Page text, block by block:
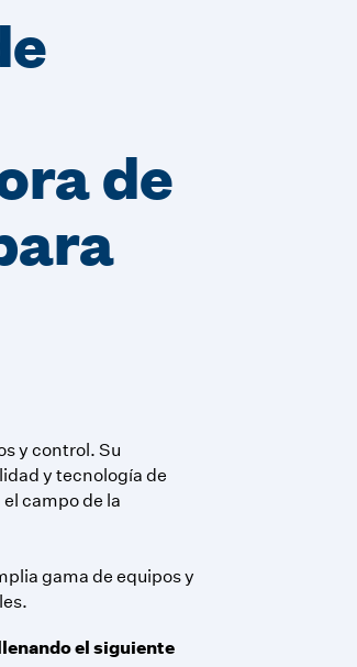
de
y control. Su
y tecnología de
campo de la
gama de equipos y
el siguiente